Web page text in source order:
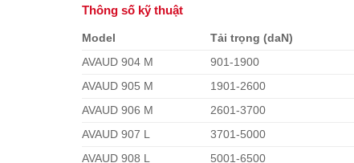
Thông số kỹ thuật
Model Tải trọng (daN)
AVAUD 904 M
901-1900
AVAUD 905 M
1901-2600
AVAUD 906 M
2601-3700
AVAUD 907 L
3701-5000
AVAUD 908 L
5001-6500